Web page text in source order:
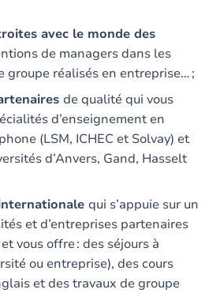
avec le monde des
de managers dans les
groupe réalisés en entreprise… ;
de qualité qui vous
d’enseignement en
(LSM, ICHEC et Solvay) et
d’Anvers, Gand, Hasselt
qui s’appuie sur un
et d’entreprises partenaires
vous offre : des séjours à
ou entreprise), des cours
et des travaux de groupe